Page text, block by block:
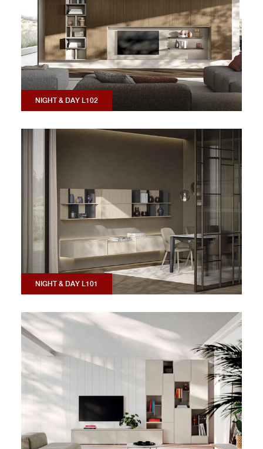
NIGHT & DAY L102
NIGHT & DAY L101